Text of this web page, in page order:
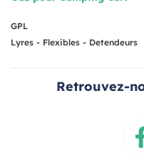
GPL
Lyres - Flexibles - Detendeurs
Retrouvez-